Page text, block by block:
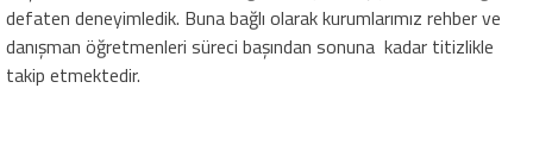
defaten deneyimledik. Buna bağlı olarak kurumlarımız rehber ve
danışman öğretmenleri süreci başından sonuna kadar titizlikle
takip etmektedir.